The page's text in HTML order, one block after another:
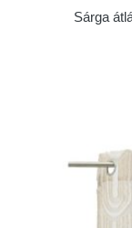
Sárga